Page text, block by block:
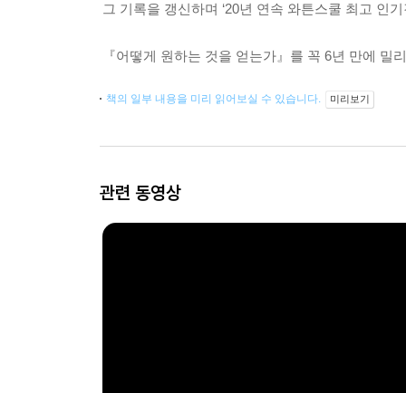
그 기록을 갱신하며 ‘20년 연속 와튼스쿨 최고 인
『어떻게 원하는 것을 얻는가』를 꼭 6년 만에 밀
책의 일부 내용을 미리 읽어보실 수 있습니다. 미리보기
관련 동영상